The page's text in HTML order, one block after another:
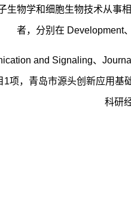
生物学和细胞生物技术从事
者，分别在 Development
and Signaling、
1项，青岛市源头创新应用
科研